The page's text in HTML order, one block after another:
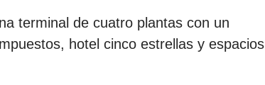
terminal de cuatro plantas con un
hotel cinco estrellas y espacios